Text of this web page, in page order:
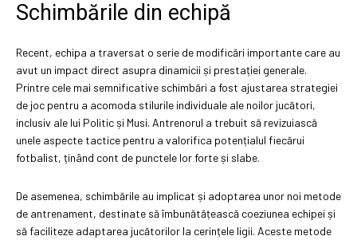
Schimbările din echipă
Recent, echipa a traversat o serie de modificări importante care au
avut un impact direct asupra dinamicii și prestației generale.
Printre cele mai semnificative schimbări a fost ajustarea strategiei
de joc pentru a acomoda stilurile individuale ale noilor jucători,
inclusiv ale lui Politic și Musi. Antrenorul a trebuit să revizuiască
unele aspecte tactice pentru a valorifica potențialul fiecărui
fotbalist, ținând cont de punctele lor forte și slabe.
De asemenea, schimbările au implicat și adoptarea unor noi metode
de antrenament, destinate să îmbunătățească coeziunea echipei și
să faciliteze adaptarea jucătorilor la cerințele ligii. Aceste metode